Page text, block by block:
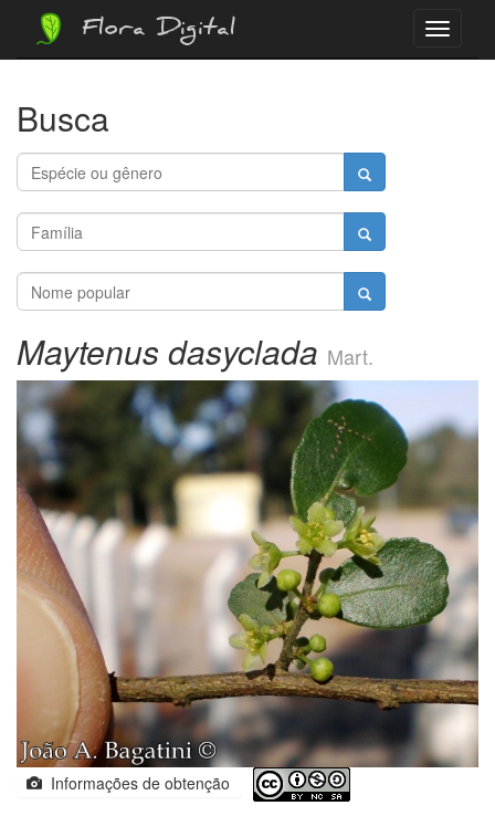
Menu
Flora Digital
Busca
Maytenus dasyclada Mart.
Informações de obtenção